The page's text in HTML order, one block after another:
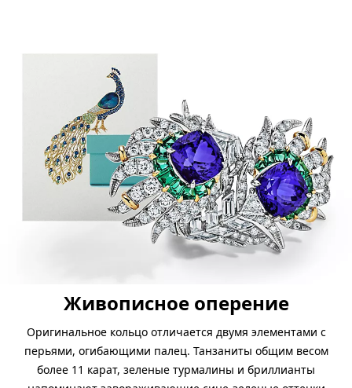
Живописное оперение
Оригинальное кольцо отличается двумя элементами с
перьями, огибающими палец. Танзаниты общим весом
более 11 карат, зеленые турмалины и бриллианты